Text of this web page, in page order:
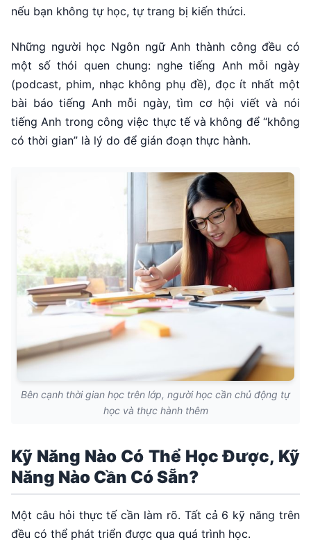
nếu bạn không tự học, tự trang bị kiến thứci.
Những người học Ngôn ngữ Anh thành công đều có
một số thói quen chung: nghe tiếng Anh mỗi ngày
(podcast, phim, nhạc không phụ đề), đọc ít nhất một
bài báo tiếng Anh mỗi ngày, tìm cơ hội viết và nói
tiếng Anh trong công việc thực tế và không để “không
có thời gian” là lý do để gián đoạn thực hành.
Bên cạnh thời gian học trên lớp, người học cần chủ động tự
học và thực hành thêm
Kỹ Năng Nào Có Thể Học Được, Kỹ
Năng Nào Cần Có Sẵn?
Một câu hỏi thực tế cần làm rõ. Tất cả 6 kỹ năng trên
đều có thể phát triển được qua quá trình học.